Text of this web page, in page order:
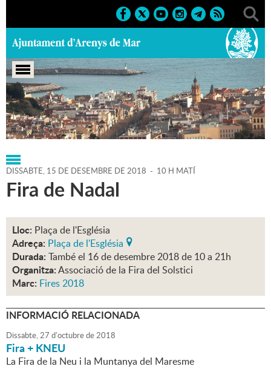
Portada > Regidories > Agenda > 15-12-2018
DISSABTE, 15 DE DESEMBRE DE 2018 - 10 H MATÍ
Fira de Nadal
Lloc: Plaça de l'Església
Adreça: Plaça de l'Església
Durada: També el 16 de desembre 2018 de 10 a 21h
Organitza:Associació de la Fira del Solstici
Marc: Fires 2018
INFORMACIÓ RELACIONADA
Dissabte,27 d'octubrede2018
Fira + KNEU
La Fira de la Neu i la Muntanya del Maresme